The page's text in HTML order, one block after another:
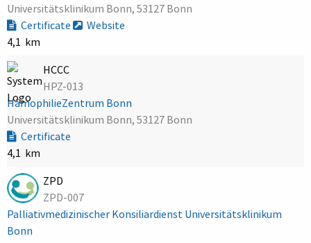
Universitätsklinikum Bonn, 53127 Bonn
Certificate
Website
4,1 km
HCCC
HPZ-013
HämophilieZentrum Bonn
Universitätsklinikum Bonn, 53127 Bonn
Certificate
4,1 km
ZPD
ZPD-007
Palliativmedizinischer Konsiliardienst Universitätsklinikum
Bonn